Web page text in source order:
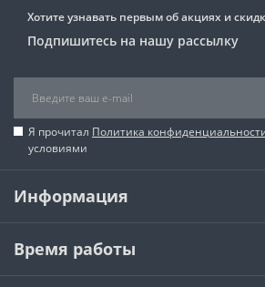
Хотите узнавать первым об акциях и
Подпишитесь на нашу рассылку
Я прочитал Политика
условиями
Информация
Время работы